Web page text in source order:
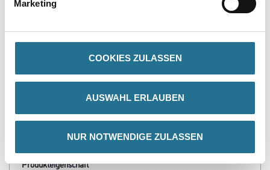
Marketing
COOKIES ZULASSEN
AUSWAHL ERLAUBEN
NUR NOTWENDIGE ZULASSEN
NMC Domostyl Hybrid
Fassadenelemente
Bitte einloggen, um Preise zu
sehen
PRODUKTEIGENSCHAFTEN
Produkteigenschaft